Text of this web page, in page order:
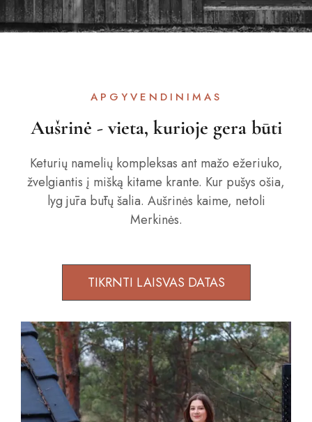
APGYVENDINIMAS
Aušrinė - vieta, kurioje gera būti
Keturių namelių kompleksas ant mažo ežeriuko,
žvelgiantis į mišką kitame krante. Kur pušys ošia,
lyg jūra būtų šalia. Aušrinės kaime, netoli
Merkinės.
TIKRNTI LAISVAS DATAS